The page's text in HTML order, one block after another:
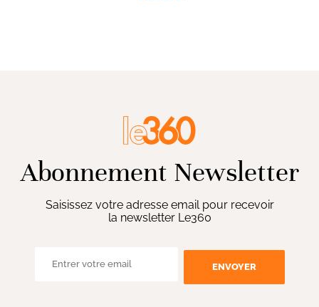
Abonnement Newsletter
Saisissez votre adresse email pour recevoir
la newsletter Le360
ENVOYER